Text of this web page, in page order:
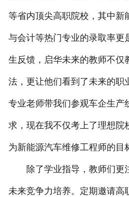
等省内顶尖高职院校，其中新
与会计等热门专业的录取率更
生反馈，启华未来的教师不仅
法，更让他们看到了未来的职
专业老师带我们参观车企生产
求，现在我不仅考上了理想院
为新能源汽车维修工程师的目
除了学业指导，教师们更
未来竞争力培养。定期邀请高